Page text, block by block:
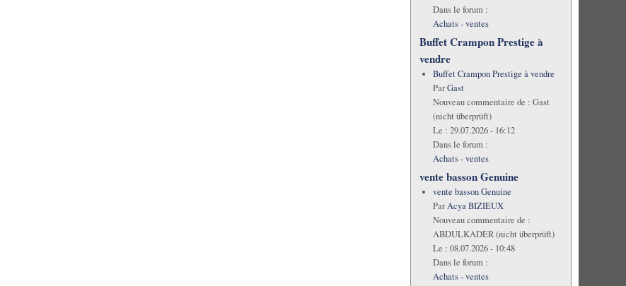
Dans le forum :
Achats - ventes
Buffet Crampon Prestige à
vendre
Buffet Crampon Prestige à vendre
ParGast
Nouveau commentaire de : Gast
(nicht überprüft)
Le : 29.07.2026 - 16:12
Dans le forum :
Achats - ventes
vente basson Genuine
vente basson Genuine
ParAcya BIZIEUX
Nouveau commentaire de :
ABDULKADER (nicht überprüft)
Le : 08.07.2026 - 10:48
Dans le forum :
Achats - ventes